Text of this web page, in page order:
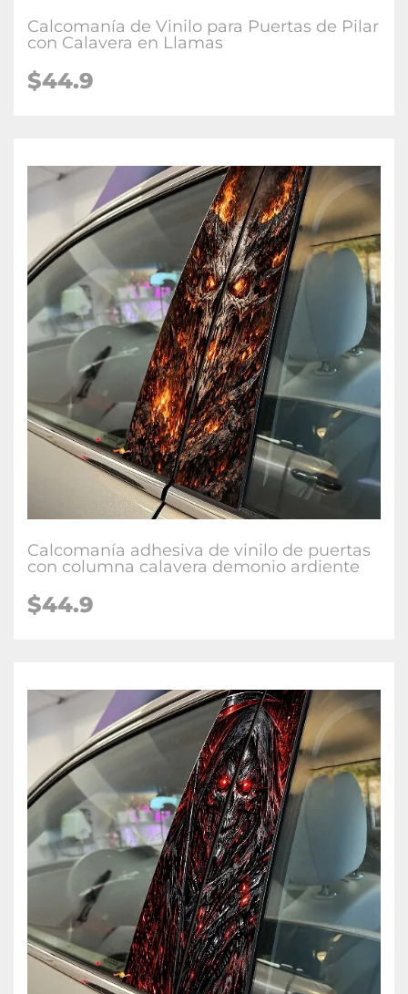
Calcomanía de Vinilo para Puertas de Pilar
con Calavera en Llamas
$44.9
Calcomanía adhesiva de vinilo de puertas
con columna calavera demonio ardiente
$44.9